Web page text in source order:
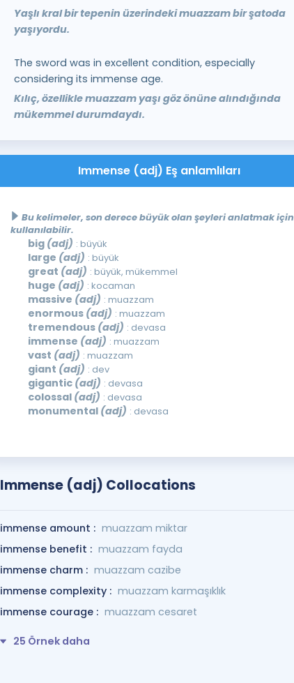
Yaşlı kral bir tepenin üzerindeki muazzam bir şatoda
yaşıyordu.
The sword was in excellent condition, especially
considering its immense age.
Kılıç, özellikle muazzam yaşı göz önüne alındığında
mükemmel durumdaydı.
Immense (adj) Eş anlamlıları
Bu kelimeler, son derece büyük olan şeyleri anlatmak için
kullanılabilir.
big (adj) : büyük
large (adj) : büyük
great (adj) : büyük, mükemmel
huge (adj) : kocaman
massive (adj) : muazzam
enormous (adj) : muazzam
tremendous (adj) : devasa
immense (adj) : muazzam
vast (adj) : muazzam
giant (adj) : dev
gigantic (adj) : devasa
colossal (adj) : devasa
monumental (adj) : devasa
Immense (adj) Collocations
immense amount : muazzam miktar
immense benefit : muazzam fayda
immense charm : muazzam cazibe
immense complexity : muazzam karmaşıklık
immense courage : muazzam cesaret
25 Örnek daha